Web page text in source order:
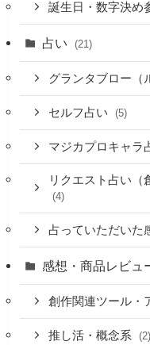
誕生日・数字決め
占い (21)
グランタブロー（
セルフ占い (5)
マジカプロキャラ
リクエスト占い（
(4)
占っていただいた
感想・商品レビュ
創作関連ツール・
推し活・概念系 (2)